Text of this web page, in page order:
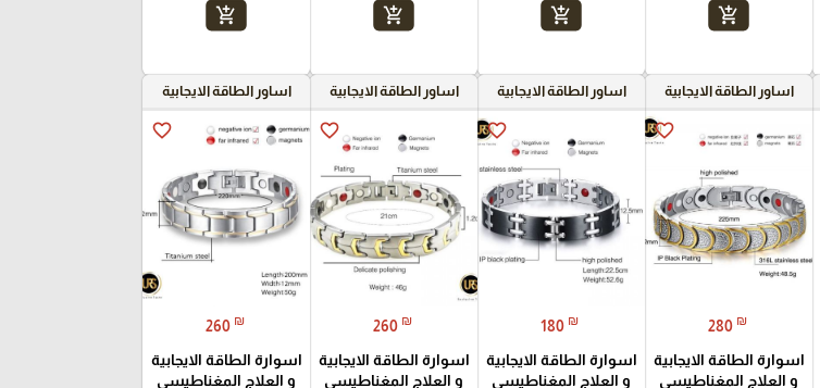
add_shopping_cart
add_shopping_cart
add_shopping_cart
add_shopping_cart
اساور الطاقة الايجابية
favorite_border
280 ₪
اسوارة الطاقة الايجابية
و العلاج المغناطيسي
اساور الطاقة الايجابية
favorite_border
180 ₪
اسوارة الطاقة الايجابية
و العلاج المغناطيسي
اساور الطاقة الايجابية
favorite_border
260 ₪
اسوارة الطاقة الايجابية
و العلاج المغناطيسي
اساور الطاقة الايجابية
favorite_border
260 ₪
اسوارة الطاقة الايجابية
و العلاج المغناطيسي